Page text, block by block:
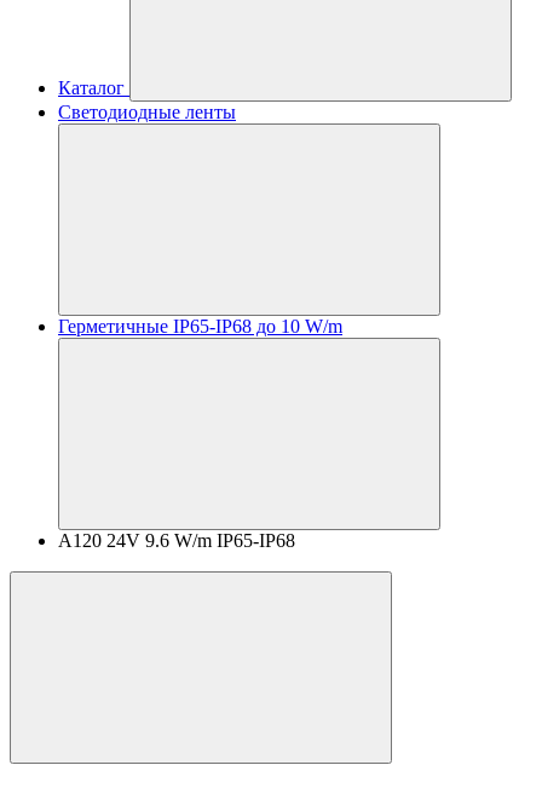
Каталог
Светодиодные ленты
Герметичные IP65-IP68 до 10 W/m
A120 24V 9.6 W/m IP65-IP68